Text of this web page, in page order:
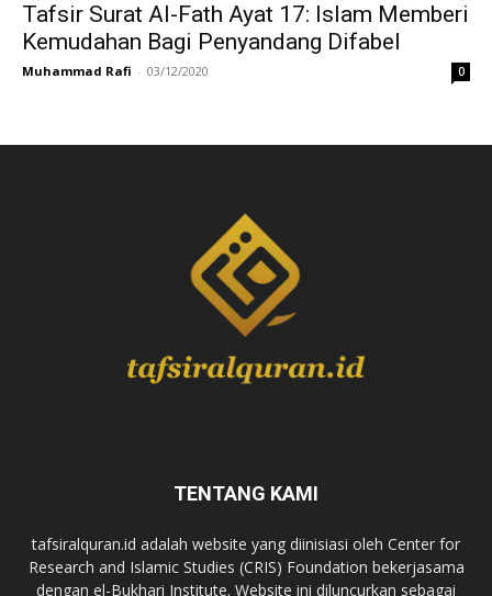
Tafsir Surat Al-Fath Ayat 17: Islam Memberi
Kemudahan Bagi Penyandang Difabel
Muhammad Rafi - 03/12/2020 0
TENTANG KAMI
tafsiralquran.id adalah website yang diinisiasi oleh Center for
Research and Islamic Studies (CRIS) Foundation bekerjasama
dengan el-Bukhari Institute. Website ini diluncurkan sebagai